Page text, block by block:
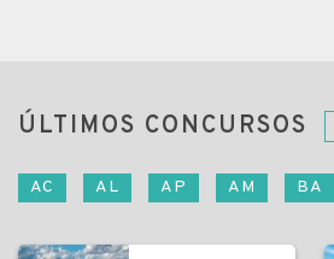
ÚLTIMOS CONCURSOS
AC AL AP AM BA